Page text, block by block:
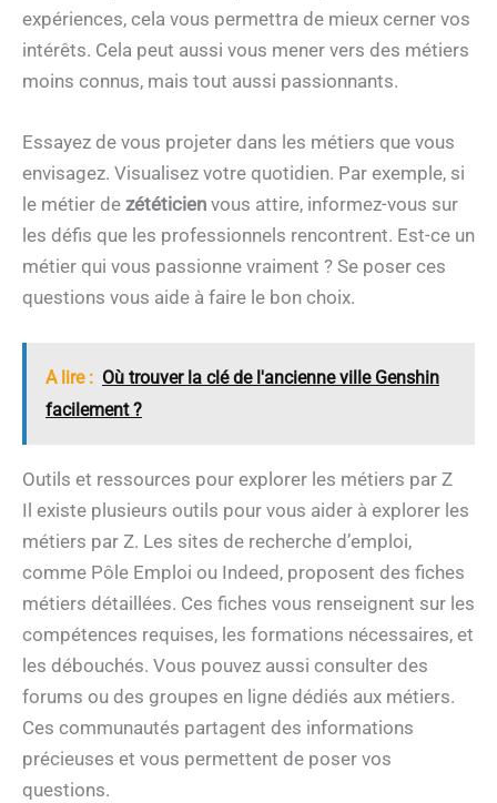
expériences, cela vous permettra de mieux cerner vos
intérêts. Cela peut aussi vous mener vers des métiers
moins connus, mais tout aussi passionnants.
Essayez de vous projeter dans les métiers que vous
envisagez. Visualisez votre quotidien. Par exemple, si
le métier de zététicien vous attire, informez-vous sur
les défis que les professionnels rencontrent. Est-ce un
métier qui vous passionne vraiment ? Se poser ces
questions vous aide à faire le bon choix.
A lire : Où trouver la clé de l'ancienne ville Genshin
facilement ?
Outils et ressources pour explorer les métiers par Z
Il existe plusieurs outils pour vous aider à explorer les
métiers par Z. Les sites de recherche d’emploi,
comme Pôle Emploi ou Indeed, proposent des fiches
métiers détaillées. Ces fiches vous renseignent sur les
compétences requises, les formations nécessaires, et
les débouchés. Vous pouvez aussi consulter des
forums ou des groupes en ligne dédiés aux métiers.
Ces communautés partagent des informations
précieuses et vous permettent de poser vos
questions.